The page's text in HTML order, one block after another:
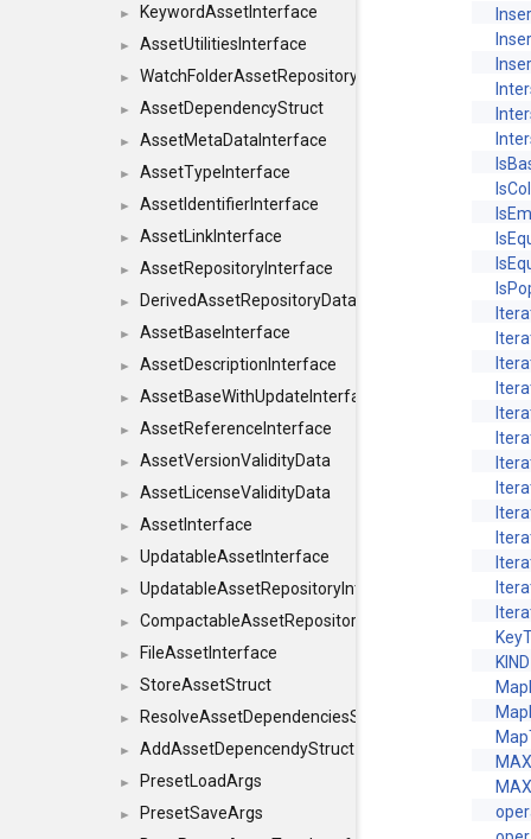
► KeywordAssetInterface
► AssetUtilitiesInterface
► WatchFolderAssetRepositoryInterface
► AssetDependencyStruct
► AssetMetaDataInterface
► AssetTypeInterface
► AssetIdentifierInterface
► AssetLinkInterface
► AssetRepositoryInterface
► DerivedAssetRepositoryDataInterface
► AssetBaseInterface
► AssetDescriptionInterface
► AssetBaseWithUpdateInterface
► AssetReferenceInterface
► AssetVersionValidityData
► AssetLicenseValidityData
► AssetInterface
► UpdatableAssetInterface
► UpdatableAssetRepositoryInterface
► CompactableAssetRepositoryInterface
► FileAssetInterface
► StoreAssetStruct
► ResolveAssetDependenciesStruct
► AddAssetDepencendyStruct
► PresetLoadArgs
►
PresetSaveArgs
KIND